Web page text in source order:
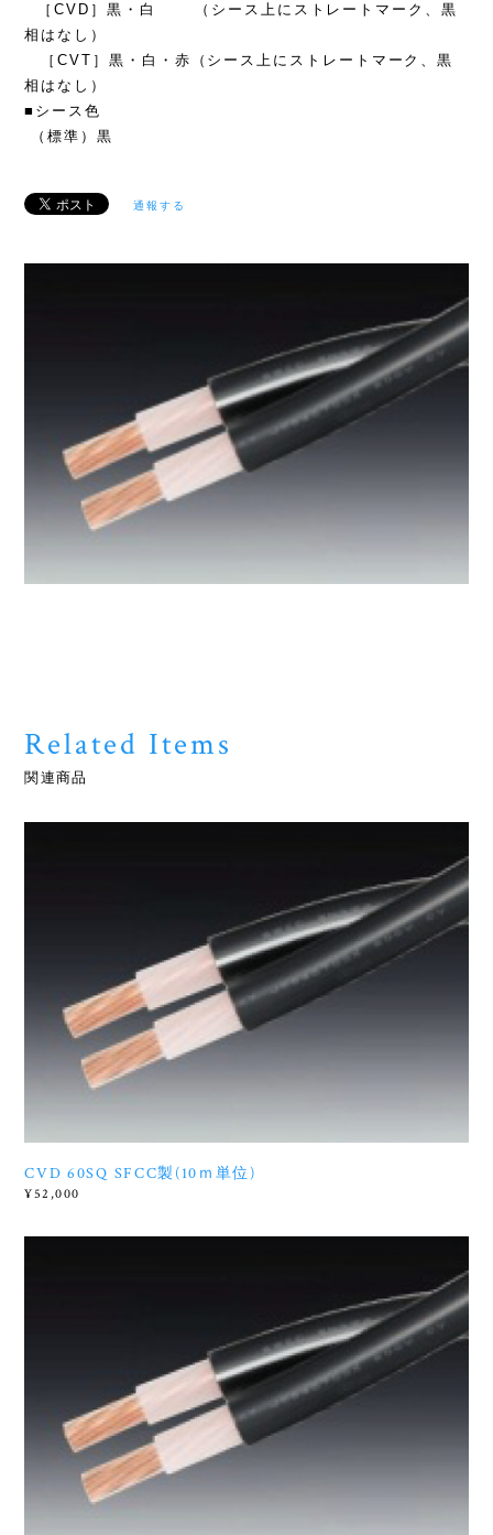
［CVD］黒・白 （シース上にストレートマーク、黒
相はなし）
［CVT］黒・白・赤（シース上にストレートマーク、黒
相はなし）
■シース色
（標準）黒
通報する
Related Items
関連商品
CVD 60SQ SFCC製(10ｍ単位)
¥52,000